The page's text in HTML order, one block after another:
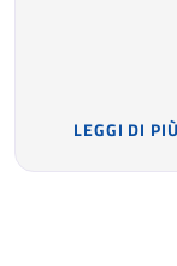
LEGGI DI PIÙ
NEL 2025 IL